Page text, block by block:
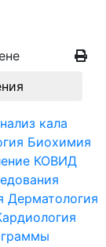
кала
Биохимия
КОВИД
Дерматология